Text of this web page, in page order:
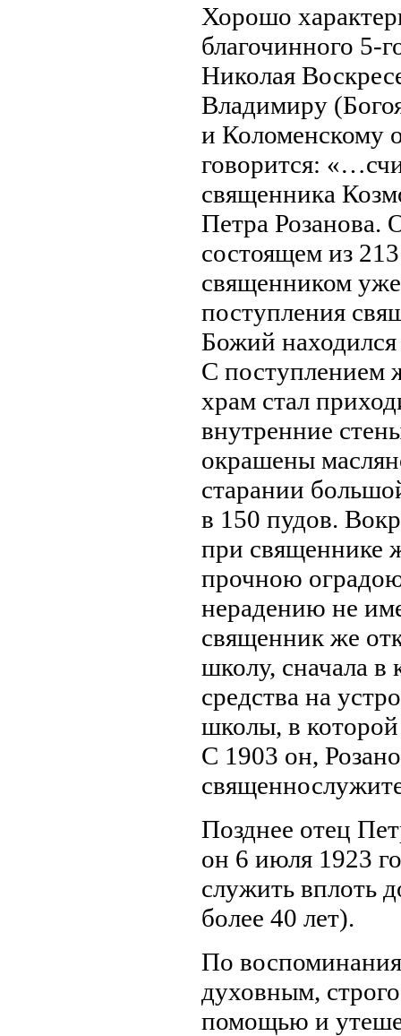
Хорошо
благочинного 5-
Николая
Владимиру
и Коломенскому
говорится:
священника
Петра Розанова.
состоящем из
священником
поступления
Божий
С поступлением
храм стал
внутренние
окрашены
старании
в 150 пудов.
при священнике
прочною
нерадению не
священник же
школу, сначала в
средства на
школы, в
С 1903 он,
Позднее отец
он 6 июля 1923
служить вплоть
более 40 лет).
По
духовным,
помощью и